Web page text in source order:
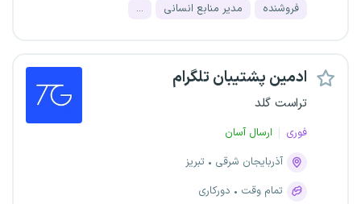
فروشنده مدیر منابع انسانی ...
ادمین پشتیبان تلگرام
تراست گلد
فوری
ارسال آسان
آذربایجان شرقی
تبریز
تمام وقت
دورکاری